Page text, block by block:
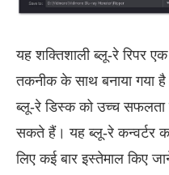
यह शक्तिशाली ब्लू-रे रिपर
तकनीक के साथ बनाया गया
ब्लू-रे डिस्क को उच्च सफलता
सकते हैं। यह ब्लू-रे कन्वर्टर
लिए कई बार इस्तेमाल किए